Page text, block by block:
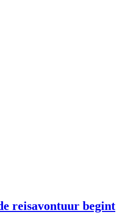
reisavontuur begint